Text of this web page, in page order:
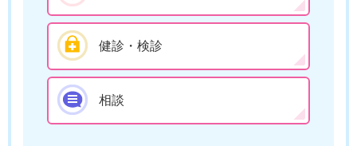
健診・検診
相談